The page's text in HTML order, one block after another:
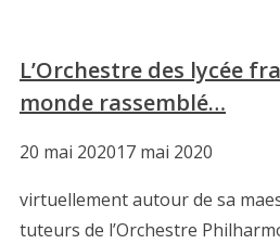
L’Orchestre des lycée
monde rassemblé…
20 mai 202017 mai 2020
virtuellement autour de sa
tuteurs de l’Orchestre